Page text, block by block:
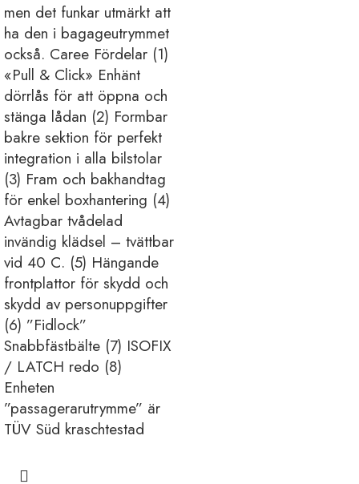
men det funkar utmärkt att
ha den i bagageutrymmet
också. Caree Fördelar (1)
«Pull & Click» Enhänt
dörrlås för att öppna och
stänga lådan (2) Formbar
bakre sektion för perfekt
integration i alla bilstolar
(3) Fram och bakhandtag
för enkel boxhantering (4)
Avtagbar tvådelad
invändig klädsel – tvättbar
vid 40 C. (5) Hängande
frontplattor för skydd och
skydd av personuppgifter
(6) ”Fidlock”
Snabbfästbälte (7) ISOFIX
/ LATCH redo (8)
Enheten
”passagerarutrymme” är
TÜV Süd kraschtestad